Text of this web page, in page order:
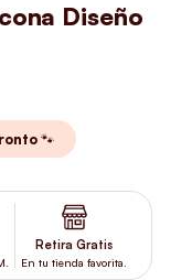
Diseño
🐾
Retira Gratis
En tu tienda favorita.